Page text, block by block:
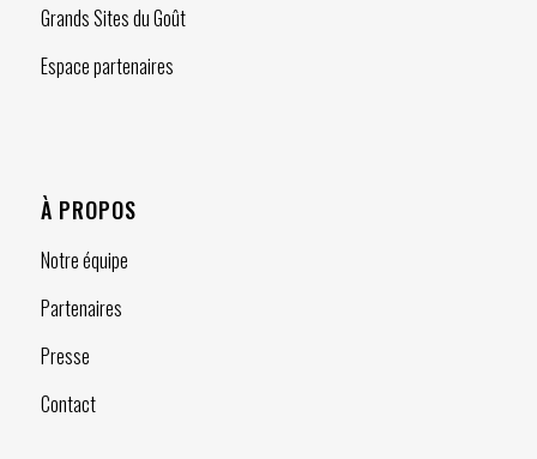
Grands Sites du Goût
Espace partenaires
À PROPOS
Notre équipe
Partenaires
Presse
Contact